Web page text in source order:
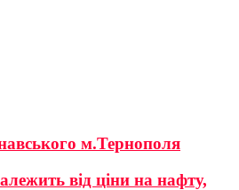
м.Тернополя
від ціни на нафту,